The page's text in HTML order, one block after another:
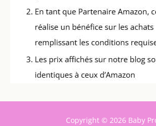
Copyright © 2026 Baby